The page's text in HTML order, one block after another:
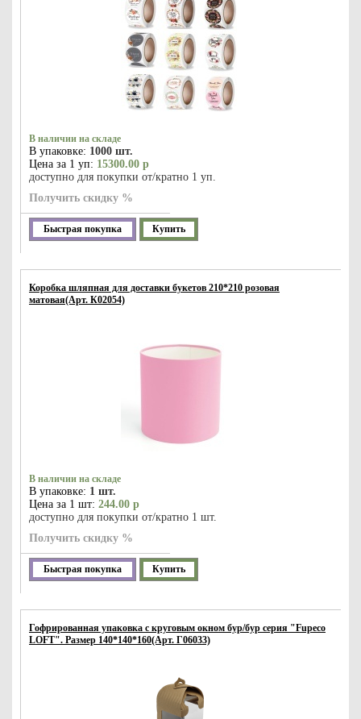
В наличии на складе
В упаковке: 1000 шт.
Цена за 1 уп: 15300.00 р
доступно для покупки от/кратно 1 уп.
Получить скидку %
Быстрая покупка Купить
Коробка шляпная для доставки букетов 210*210 розовая
матовая(Арт. К02054)
В наличии на складе
В упаковке: 1 шт.
Цена за 1 шт: 244.00 р
доступно для покупки от/кратно 1 шт.
Получить скидку %
Быстрая покупка Купить
Гофрированная упаковка с круговым окном бур/бур серия "Fupeco
LOFT". Размер 140*140*160(Арт. Г06033)